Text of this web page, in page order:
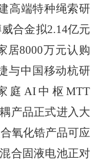
端特种绳索研
合金拟2.14亿元
居8000万元认购
与中国移动杭研
庭AI中枢MTT
产品正式进入大
氧化锆产品可应
合固液电池正对